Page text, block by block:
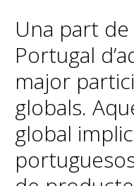
Una part
Portugal
major
globals.
global